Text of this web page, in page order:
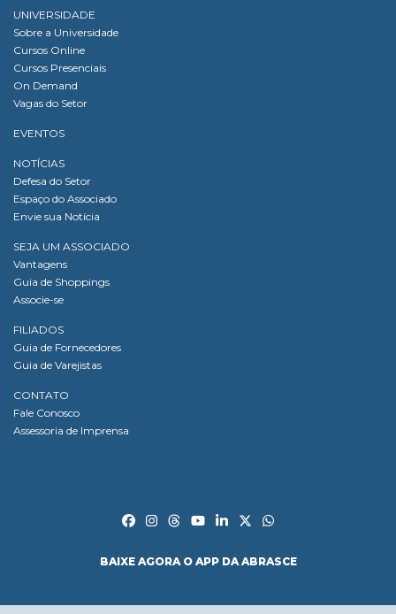
UNIVERSIDADE
Sobre a Universidade
Cursos Online
Cursos Presenciais
On Demand
Vagas do Setor
EVENTOS
NOTÍCIAS
Defesa do Setor
Espaço do Associado
Envie sua Notícia
SEJA UM ASSOCIADO
Vantagens
Guia de Shoppings
Associe-se
FILIADOS
Guia de Fornecedores
Guia de Varejistas
CONTATO
Fale Conosco
Assessoria de Imprensa
BAIXE AGORA O APP DA ABRASCE